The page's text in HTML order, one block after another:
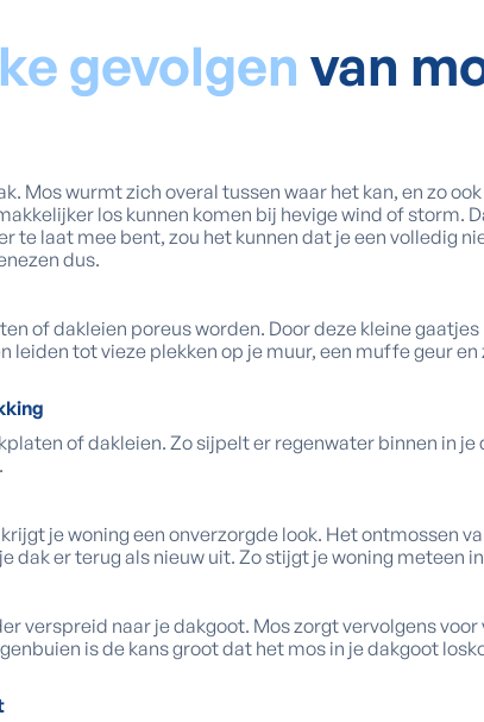
gevolgen van
Mos wurmt zich overal tussen waar het kan, en zo
los kunnen komen bij hevige wind of storm.
te laat mee bent, zou het kunnen dat je een volledig
dus.
of dakleien poreus worden. Door deze kleine
tot vieze plekken op je muur, een muffe geur
of dakleien. Zo sijpelt er regenwater binnen in
je woning een onverzorgde look. Het ontmossen
dak er terug als nieuw uit. Zo stijgt je woning meteen
verspreid naar je dakgoot. Mos zorgt vervolgens
is de kans groot dat het mos in je dakgoot